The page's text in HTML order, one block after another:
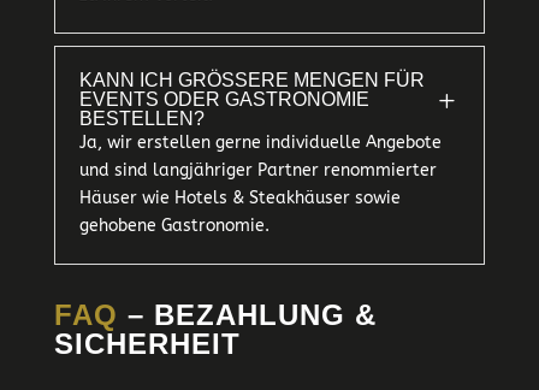
KANN ICH GRÖSSERE MENGEN FÜR E
VENTS ODER GASTRONOMIE B
ESTELLEN?
L
Ja, wir erstellen gerne individuelle Angebote
und sind langjähriger Partner renommierter
Häuser wie Hotels & Steakhäuser sowie
gehobene Gastronomie.
FAQ – BEZAHLUNG &
SICHERHEIT